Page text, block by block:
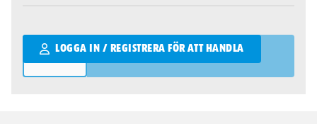
LOGGA IN / REGISTRERA FÖR ATT HANDLA
Qantity